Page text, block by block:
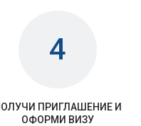
4
ПРИГЛАШЕНИЕ И
ОФОРМИ ВИЗУ